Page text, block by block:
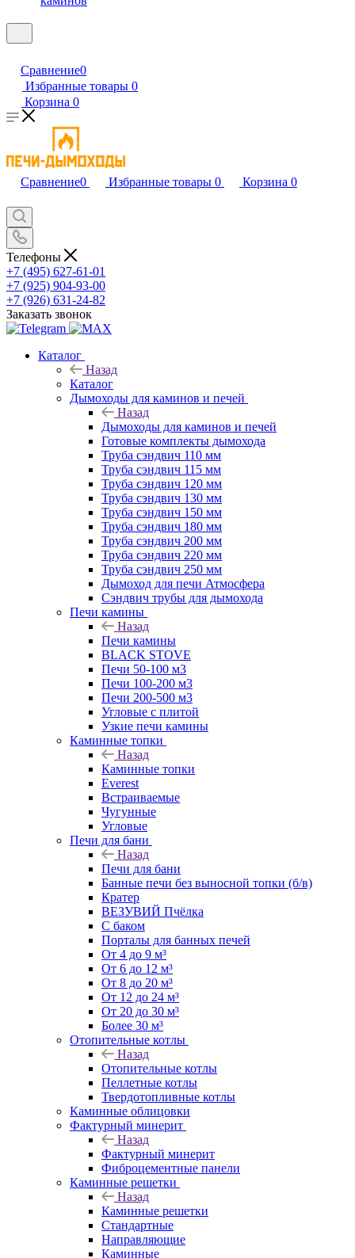
Сравнение0
Избранные товары 0
Корзина 0
Сравнение0 Избранные товары 0 Корзина 0
Телефоны
+7 (495) 627-61-01
+7 (925) 904-93-00
+7 (926) 631-24-82
Заказать звонок
Каталог
Назад
Каталог
Дымоходы для каминов и печей
Назад
Дымоходы для каминов и печей
Готовые комплекты дымохода
Труба сэндвич 110 мм
Труба сэндвич 115 мм
Труба сэндвич 120 мм
Труба сэндвич 130 мм
Труба сэндвич 150 мм
Труба сэндвич 180 мм
Труба сэндвич 200 мм
Труба сэндвич 220 мм
Труба сэндвич 250 мм
Дымоход для печи Атмосфера
Сэндвич трубы для дымохода
Печи камины
Назад
Печи камины
BLACK STOVE
Печи 50-100 м3
Печи 100-200 м3
Печи 200-500 м3
Угловые с плитой
Узкие печи камины
Каминные топки
Назад
Каминные топки
Everest
Встраиваемые
Чугунные
Угловые
Печи для бани
Назад
Печи для бани
Банные печи без выносной топки (б/в)
Кратер
ВЕЗУВИЙ Пчёлка
С баком
Порталы для банных печей
От 4 до 9 м³
От 6 до 12 м³
От 8 до 20 м³
От 12 до 24 м³
От 20 до 30 м³
Более 30 м³
Отопительные котлы
Назад
Отопительные котлы
Пеллетные котлы
Твердотопливные котлы
Каминные облицовки
Фактурный минерит
Назад
Фактурный минерит
Фиброцементные панели
Каминные решетки
Назад
Каминные решетки
Стандартные
Направляющие
Каминные